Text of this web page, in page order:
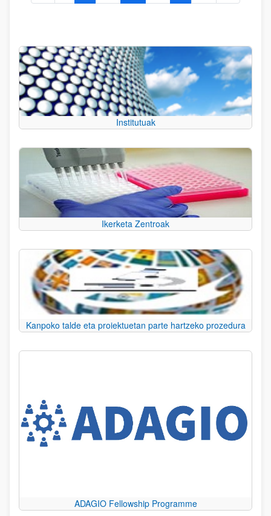
Institutuak
Ikerketa Zentroak
Kanpoko talde eta proiektuetan parte hartzeko prozedura
ADAGIO Fellowship Programme